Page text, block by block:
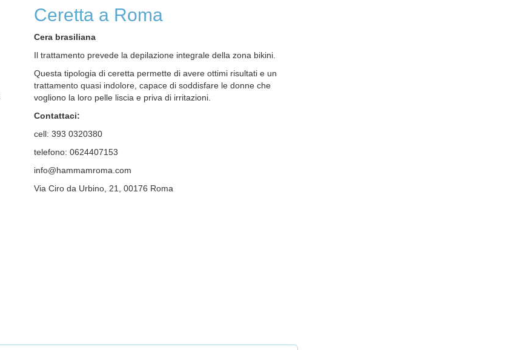
Ceretta a Roma
Cera brasiliana
Il trattamento prevede la depilazione integrale della zona bikini.
Questa tipologia di ceretta permette di avere ottimi risultati e un
trattamento quasi indolore, capace di soddisfare le donne che
vogliono la loro pelle liscia e priva di irritazioni.
Contattaci:
cell: 393 0320380
telefono: 0624407153
info@hammamroma.com
Via Ciro da Urbino, 21, 00176 Roma